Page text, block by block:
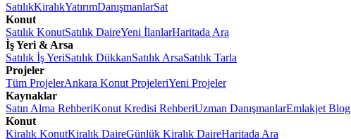
SatılıkKiralıkYatırımDanışmanlarSat
Konut
Satılık KonutSatılık DaireYeni İlanlarHaritada Ara
İş Yeri & Arsa
Satılık İş YeriSatılık DükkanSatılık ArsaSatılık Tarla
Projeler
Tüm ProjelerAnkara Konut ProjeleriYeni Projeler
Kaynaklar
Satın Alma RehberiKonut Kredisi RehberiUzman DanışmanlarEmlakjet Blog
Konut
Kiralık KonutKiralık DaireGünlük Kiralık DaireHaritada Ara